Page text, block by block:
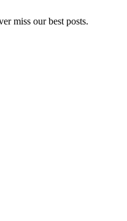
miss our best posts.